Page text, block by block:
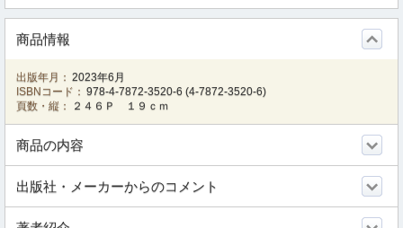
商品情報
出版年月： 2023年6月
ISBNコード： 978-4-7872-3520-6 (4-7872-3520-6)
頁数・縦：
２４６Ｐ １９ｃｍ
商品の内容
出版社・メーカーからのコメント